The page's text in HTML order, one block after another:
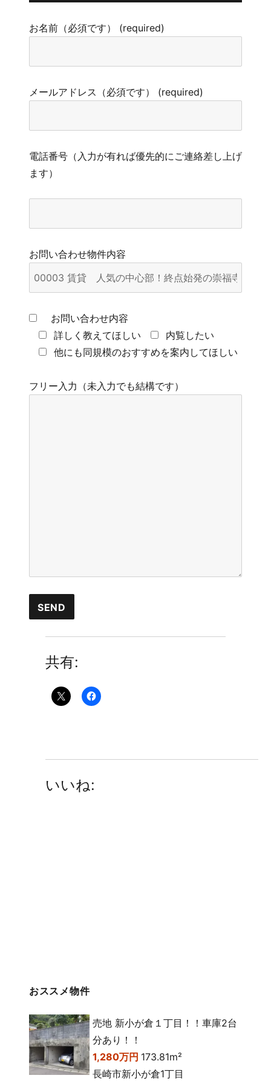
お名前（必須です） (required)
メールアドレス（必須です） (required)
電話番号（入力が有れば優先的にご連絡差し上げ
ます）
お問い合わせ物件内容
お問い合わせ内容
詳しく教えてほしい
内覧したい
他にも同規模のおすすめを案内してほしい
フリー入力（未入力でも結構です）
共有:
いいね:
おススメ物件
売地 新小が倉１丁目！！車庫2台
分あり！！
1,280万円 173.81m²
長崎市新小が倉1丁目